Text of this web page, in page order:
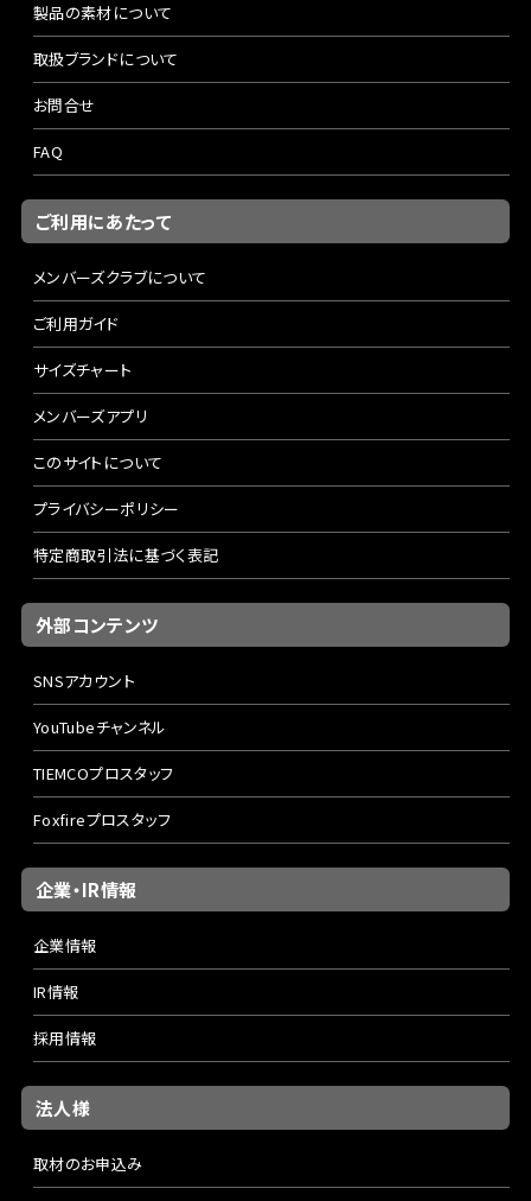
製品の素材について
取扱ブランドについて
お問合せ
FAQ
ご利用にあたって
メンバーズクラブについて
ご利用ガイド
サイズチャート
メンバーズアプリ
このサイトについて
プライバシーポリシー
特定商取引法に基づく表記
外部コンテンツ
SNSアカウント
YouTubeチャンネル
TIEMCOプロスタッフ
Foxfireプロスタッフ
企業・IR情報
企業情報
IR情報
採用情報
法人様
取材のお申込み